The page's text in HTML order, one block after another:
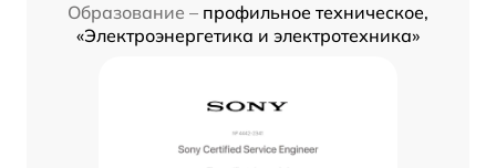
Образование – профильное техническое,
«Электроэнергетика и электротехника»